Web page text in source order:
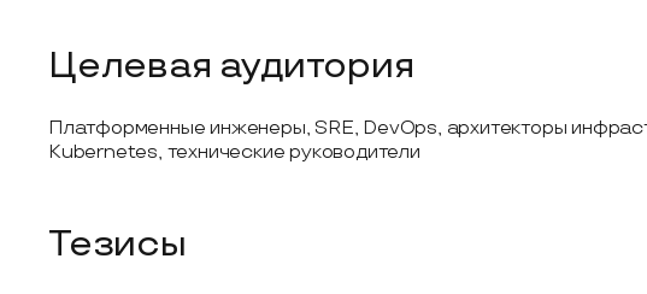
Целевая аудитория
Платформенные инженеры, SRE, DevOps, архитекторы
Kubernetes, технические руководители
Тезисы